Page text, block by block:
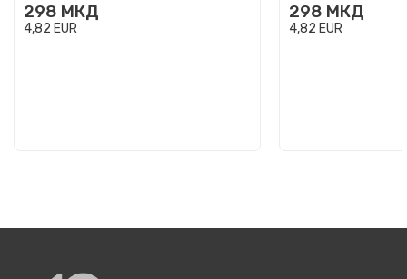
298 МКД
4,82 EUR
298 МКД
4,82 EUR